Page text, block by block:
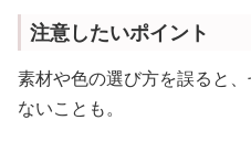
注意したいポイント
素材や色の選び方を誤ると
ないことも。